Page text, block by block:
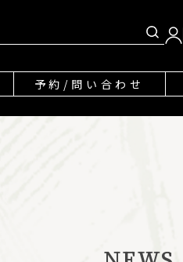
予約/問い合わせ